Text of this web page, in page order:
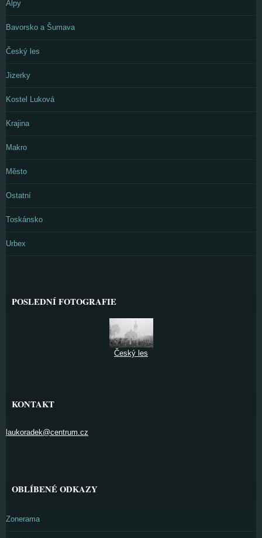
Alpy
Bavorsko a Šumava
Český les
Jizerky
Kostel Luková
Krajina
Makro
Město
Ostatní
Toskánsko
Urbex
POSLEDNÍ FOTOGRAFIE
Český les
KONTAKT
laukoradek@centrum.cz
OBLÍBENÉ ODKAZY
Zonerama